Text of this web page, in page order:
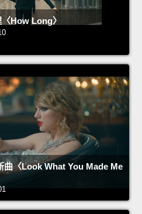
How Long〉
曲〈Look What You Made Me